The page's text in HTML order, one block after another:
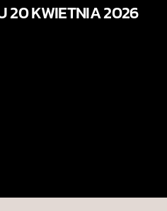
20 KWIETNIA 2026